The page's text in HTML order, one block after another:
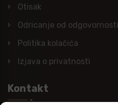
Otisak
Odricanje od odgovornosti
Politika kolačića
Izjava o privatnosti
Kontakt